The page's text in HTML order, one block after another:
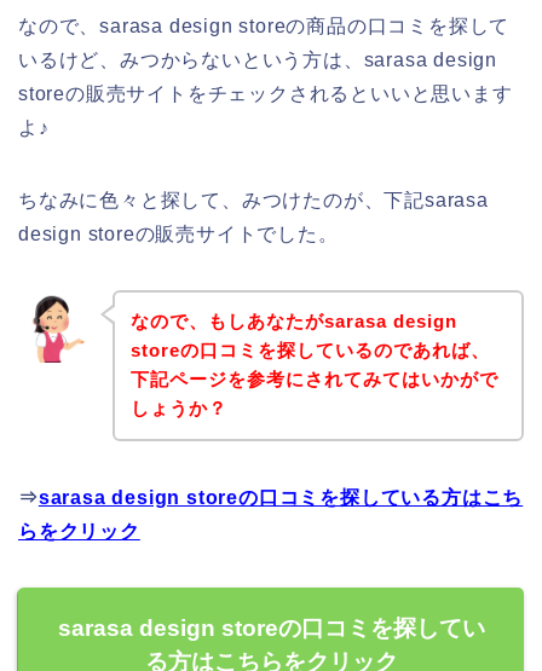
なので、sarasa design storeの商品の口コミを探して
いるけど、みつからないという方は、sarasa design
storeの販売サイトをチェックされるといいと思います
よ♪
ちなみに色々と探して、みつけたのが、下記sarasa
design storeの販売サイトでした。
なので、もしあなたがsarasa design
storeの口コミを探しているのであれば、
下記ページを参考にされてみてはいかがで
しょうか？
⇒sarasa design storeの口コミを探している方はこち
らをクリック
sarasa design storeの口コミを探してい
る方はこちらをクリック